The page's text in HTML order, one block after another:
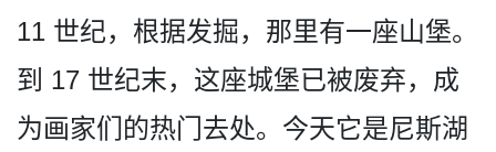
11 世纪，根据发掘，那里有一座山堡。
到 17 世纪末，这座城堡已被废弃，­成
为画家们的热门去处。今天它是尼斯湖